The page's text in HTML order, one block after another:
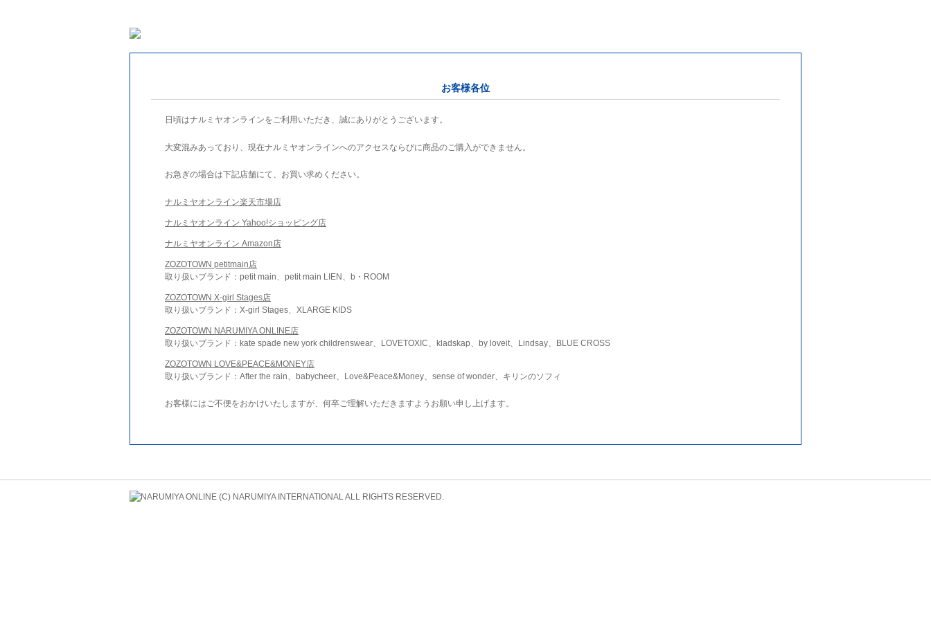
お客様各位
日頃はナルミヤオンラインをご利用いただき、誠にありがとうございます。
大変混みあっており、現在ナルミヤオンラインへのアクセスならびに商品のご購入ができません。
お急ぎの場合は下記店舗にて、お買い求めください。
ナルミヤオンライン楽天市場店
ナルミヤオンライン Yahoo!ショッピング店
ナルミヤオンライン Amazon店
ZOZOTOWN petitmain店
取り扱いブランド：petit main、petit main LIEN、b・ROOM
ZOZOTOWN X-girl Stages店
取り扱いブランド：X-girl Stages、XLARGE KIDS
ZOZOTOWN NARUMIYA ONLINE店
取り扱いブランド：kate spade new york childrenswear、LOVETOXIC、kladskap、by loveit、Lindsay、BLUE CROSS
ZOZOTOWN LOVE&PEACE&MONEY店
取り扱いブランド：After the rain、babycheer、Love&Peace&Money、sense of wonder、キリンのソフィ
お客様にはご不便をおかけいたしますが、何卒ご理解いただきますようお願い申し上げます。